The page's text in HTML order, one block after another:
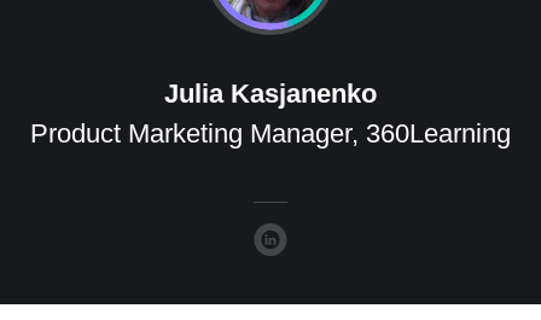
Julia Kasjanenko
Product Marketing Manager, 360Learning